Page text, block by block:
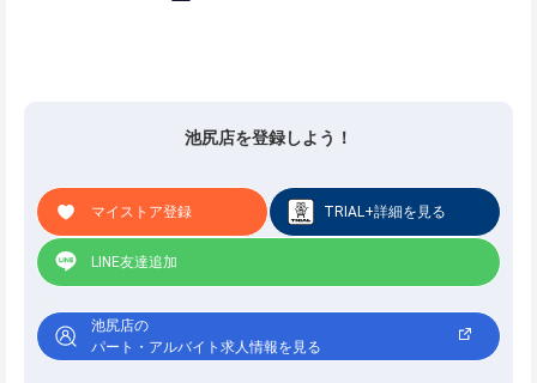
池尻店を登録しよう！
マイストア登録 TRIAL+詳細を見る
LINE友達追加
池尻店の
パート・アルバイト求人情報を見る